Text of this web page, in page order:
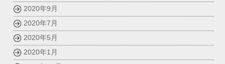
2020年9月
2020年7月
2020年5月
2020年1月